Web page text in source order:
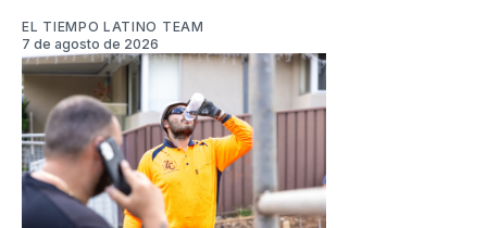
EL TIEMPO LATINO TEAM
7 de agosto de 2026